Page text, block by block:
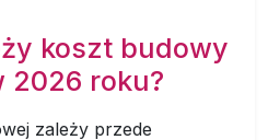
koszt budowy
2026 roku?
zależy przede